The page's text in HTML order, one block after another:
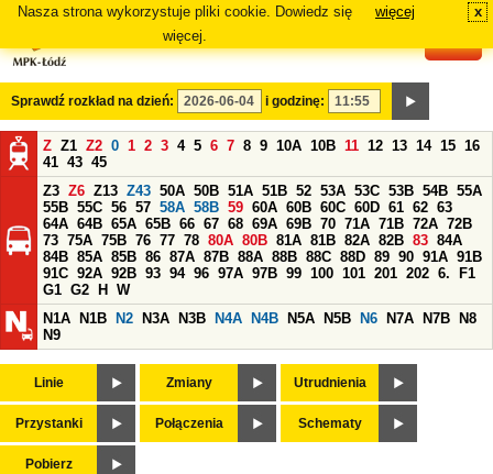
Nasza strona wykorzystuje pliki cookie. Dowiedz się
więcej.
więcej x
Sprawdź rozkład na dzień: i godzinę:
Z Z1 Z2 0 1 2 3 4 5 6 7 8 9 10A 10B 11 12 13 14 15 16
41 43 45
Z3 Z6 Z13 Z43 50A 50B 51A 51B 52 53A 53C 53B 54B 55A
55B 55C 56 57 58A 58B 59 60A 60B 60C 60D 61 62 63
64A 64B 65A 65B 66 67 68 69A 69B 70 71A 71B 72A 72B
73 75A 75B 76 77 78 80A 80B 81A 81B 82A 82B 83 84A
84B 85A 85B 86 87A 87B 88A 88B 88C 88D 89 90 91A 91B
91C 92A 92B 93 94 96 97A 97B 99 100 101 201 202 6.
F1
G1 G2 H
W
N1A
N1B N2 N3A N3B N4A N4B N5A N5B N6 N7A N7B
N8
N9
Linie Zmiany Utrudnienia
Przystanki Połączenia Schematy
Pobierz